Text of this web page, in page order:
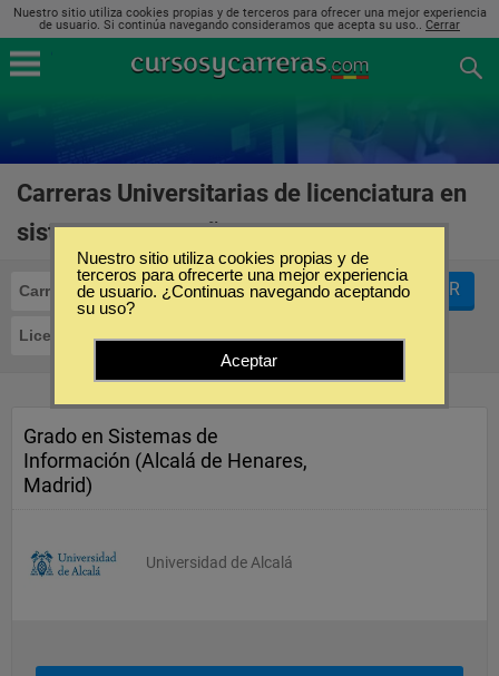
Nuestro sitio utiliza cookies propias y de terceros para ofrecer una mejor experiencia
de usuario. Si continúa navegando consideramos que acepta su uso.. Cerrar
Carreras Universitarias de licenciatura en
sistemas en España
Carreras Universitarias
Licenciatura en Sistemas
FILTRAR
Grado en Sistemas de
Información (Alcalá de Henares,
Madrid)
Universidad de Alcalá
Nuestro sitio utiliza cookies propias y de
terceros para ofrecerte una mejor experiencia
de usuario. ¿Continuas navegando aceptando
su uso?
Aceptar